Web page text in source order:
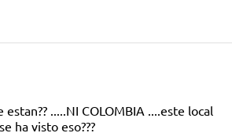
.....NI COLOMBIA ....este local
ha visto eso???